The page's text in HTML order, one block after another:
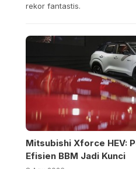
rekor fantastis.
Mitsubishi Xforce HEV:
Efisien BBM Jadi Kunci